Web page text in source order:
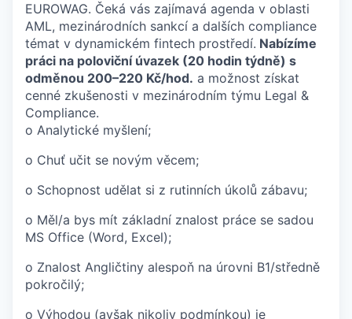
EUROWAG. Čeká vás zajímavá agenda v oblasti
AML, mezinárodních sankcí a dalších compliance
témat v dynamickém fintech prostředí. Nabízíme
práci na poloviční úvazek (20 hodin týdně) s
odměnou 200–220 Kč/hod. a možnost získat
cenné zkušenosti v mezinárodním týmu Legal &
Compliance.
o Analytické myšlení;
o Chuť učit se novým věcem;
o Schopnost udělat si z rutinních úkolů zábavu;
o Měl/a bys mít základní znalost práce se sadou
MS Office (Word, Excel);
o Znalost Angličtiny alespoň na úrovni B1/středně
pokročilý;
o Výhodou (avšak nikoliv podmínkou) je